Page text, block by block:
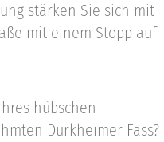
stärken Sie sich mit
mit einem Stopp auf
hübschen
Dürkheimer Fass?